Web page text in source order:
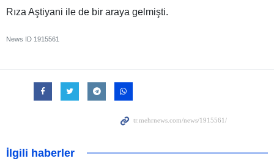
Rıza Aştiyani ile de bir araya gelmişti.
News ID 1915561
İlgili haberler